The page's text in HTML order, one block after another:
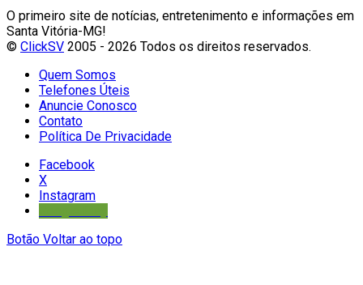
O primeiro site de notícias, entretenimento e informações em
Santa Vitória-MG!
© ClickSV 2005 - 2026 Todos os direitos reservados.
Quem Somos
Telefones Úteis
Anuncie Conosco
Contato
Política De Privacidade
Facebook
X
Instagram
Botão Voltar ao topo